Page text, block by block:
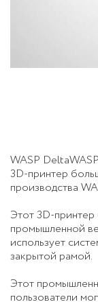
WASP
3D-принтер
производства
Этот 3D-принтер
промышленной
использует
закрытой рамой.
Этот
пользователи